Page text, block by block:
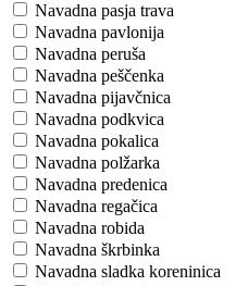
Navadna pasja trava
Navadna pavlonija
Navadna peruša
Navadna peščenka
Navadna pijavčnica
Navadna podkvica
Navadna pokalica
Navadna polžarka
Navadna predenica
Navadna regačica
Navadna robida
Navadna škrbinka
Navadna sladka koreninica